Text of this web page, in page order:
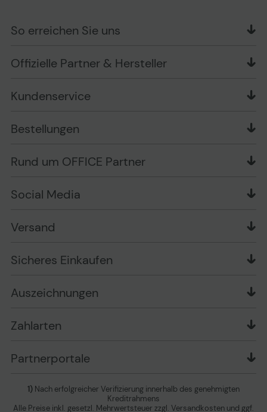
Offizielle Partner & Hersteller
Kundenservice
Bewertungsrichtlinien
Wissen mit OP
Markenshops
Garantiearten
Information zur Entsorgung von Batterien und
Vertrag widerrufen
Bestellungen
Versand im Namen Dritter
Muster-Widerrufsformular
Versandinformationen
Sicheres Einkaufen
AGB
Rund um OFFICE Partner
Stellenangebote
Playox.de
Presse
Impressum
Zu den Barrierefreiheitseinstellungen
Erklärung zur Barrierefreiheit
So erreichen Sie uns
Schlesierring 35
Telefon: +49 (0) 2542 / 9558250
Ansprechpartner bei fehlerhafter Ware und Schäden
Social Media
Versand
Sicheres Einkaufen
Auszeichnungen
Zahlarten
Partnerportale
1) Nach erfolgreicher Verifizierung innerhalb des genehmigten
Kreditrahmens
Alle Preise inkl. gesetzl. Mehrwertsteuer zzgl. Versandkosten und ggf.